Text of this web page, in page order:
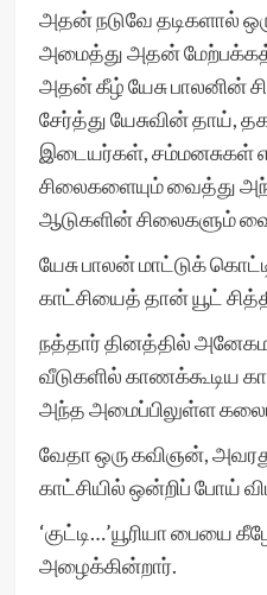
அதன் நடுவே தடிகளால்
அமைத்து அதன்
அதன் கீழ் யேசு பாலனின்
சேர்த்து யேசுவின் தாய்,
இடையர்கள், சம்மனசுகள்
சிலைகளையும் வைத்து
ஆடுகளின் சிலைகளும்
யேசு பாலன் மாட்டுக்
காட்சியைத் தான் யூட்
நத்தார் தினத்தில்
வீடுகளில் காணக்கூடிய
அந்த அமைப்பிலுள்ள
வேதா ஒரு கவிஞன்,
காட்சியில் ஒன்றிப் போய்
‘குட்டி…’யூரியா பையை
அழைக்கின்றார்.